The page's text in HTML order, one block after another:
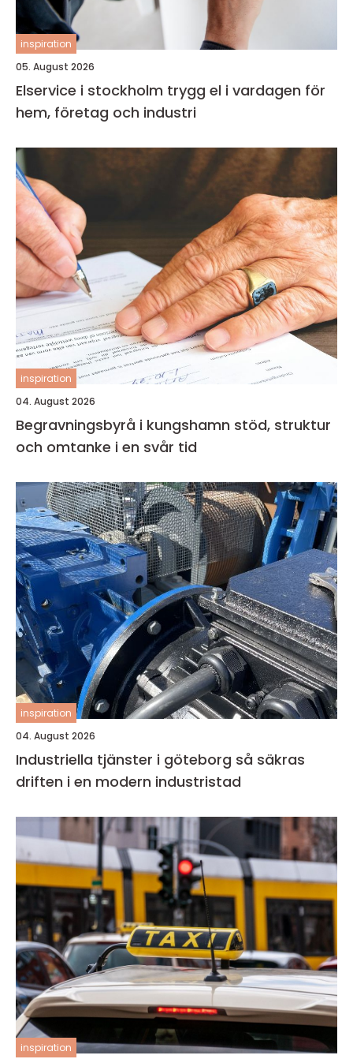
inspiration
05. August 2026
Elservice i stockholm trygg el i vardagen för
hem, företag och industri
inspiration
04. August 2026
Begravningsbyrå i kungshamn stöd, struktur
och omtanke i en svår tid
inspiration
04. August 2026
Industriella tjänster i göteborg så säkras
driften i en modern industristad
inspiration